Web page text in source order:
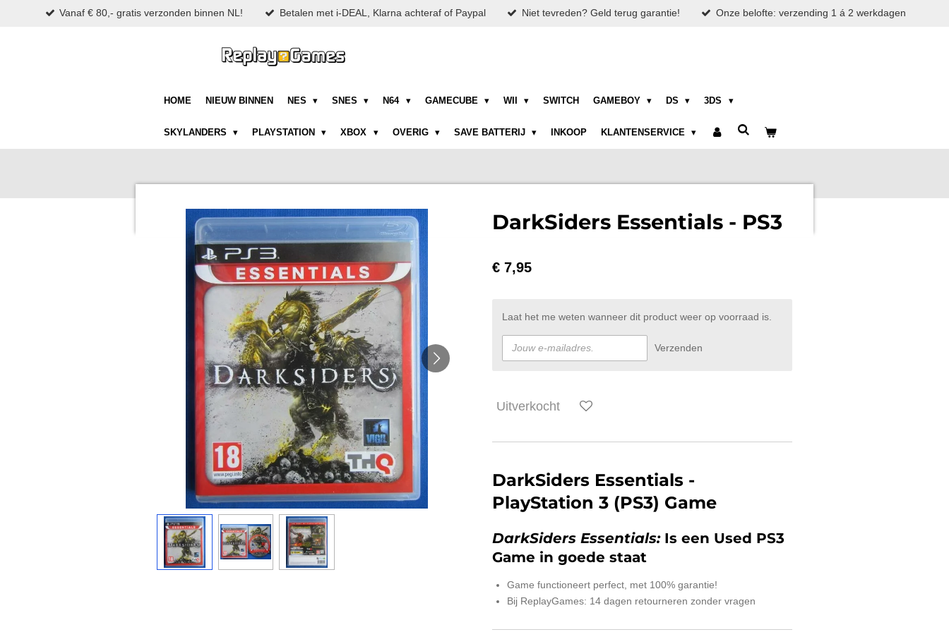
Vanaf € 80,- gratis verzonden binnen NL! Betalen met i-DEAL, Klarna achteraf of Paypal Niet tevreden? Geld terug garantie! Onze belofte: verzending 1 á 2 werkdagen
HOME NIEUW BINNEN NES SNES N64 GAMECUBE WII SWITCH GAMEBOY DS 3DS
SKYLANDERS PLAYSTATION XBOX OVERIG SAVE BATTERIJ INKOOP KLANTENSERVICE
DarkSiders Essentials - PS3
€ 7,95
Laat het me weten wanneer dit product weer op voorraad is.
Verzenden
Uitverkocht
DarkSiders Essentials -
PlayStation 3 (PS3) Game
DarkSiders Essentials: Is een Used PS3
Game in goede staat
Game functioneert perfect, met 100% garantie!
Bij ReplayGames: 14 dagen retourneren zonder vragen